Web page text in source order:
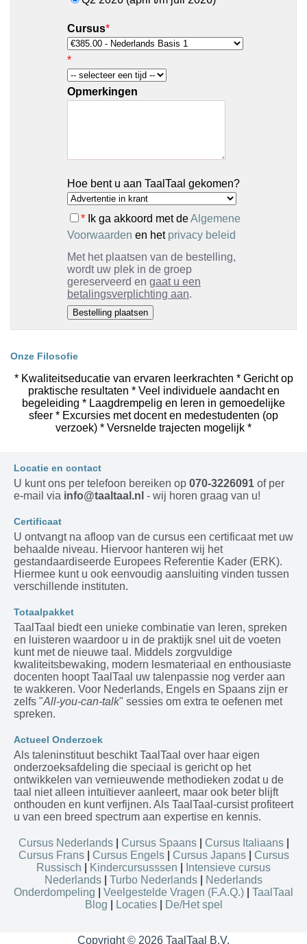
Copyright © 2026 TaalTaal B.V.
Cursus*
*
Opmerkingen
Hoe bent u aan TaalTaal gekomen?
* Ik ga akkoord met deAlgemene
Voorwaarden en het privacy beleid
Met het plaatsen van de bestelling,
wordt uw plek in de groep
gereserveerd en gaat u een
betalingsverplichting aan.
Onze Filosofie
* Kwaliteitseducatie van ervaren leerkrachten * Gericht op
praktische resultaten * Veel individuele aandacht en
begeleiding * Laagdrempelig en leren in gemoedelijke
sfeer * Excursies met docent en medestudenten (op
verzoek) * Versnelde trajecten mogelijk *
Locatie en contact
U kunt ons per telefoon bereiken op 070-3226091 of per
e-mail via info@taaltaal.nl - wij horen graag van u!
Certificaat
U ontvangt na afloop van de cursus een certificaat met uw
behaalde niveau. Hiervoor hanteren wij het
gestandaardiseerde Europees Referentie Kader (ERK).
Hiermee kunt u ook eenvoudig aansluiting vinden tussen
verschillende instituten.
Totaalpakket
TaalTaal biedt een unieke combinatie van leren, spreken
en luisteren waardoor u in de praktijk snel uit de voeten
kunt met de nieuwe taal. Middels zorgvuldige
kwaliteitsbewaking, modern lesmateriaal en enthousiaste
docenten hoopt TaalTaal uw talenpassie nog verder aan
te wakkeren. Voor Nederlands, Engels en Spaans zijn er
zelfs "All-you-can-talk" sessies om extra te oefenen met
spreken.
Actueel Onderzoek
Als taleninstituut beschikt TaalTaal over haar eigen
onderzoeksafdeling die speciaal is gericht op het
ontwikkelen van vernieuwende methodieken zodat u de
taal niet alleen intuïtiever aanleert, maar ook beter blijft
onthouden en kunt verfijnen. Als TaalTaal-cursist profiteert
u van een breed spectrum aan expertise en kennis.
Cursus Nederlands| Cursus Spaans| Cursus Italiaans|
Cursus Frans| Cursus Engels| Cursus Japans| Cursus
Russisch
Kindercursusssen
Intensieve cursus
Nederlands
Turbo Nederlands
Nederlands
Onderdompeling
Veelgestelde Vragen (F.A.Q.)
TaalTaal
Blog
Locaties| De/Het spel